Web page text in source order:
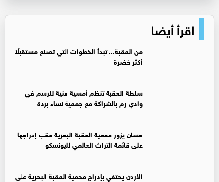
اقرأ أيضا
من العقبة... تبدأ الخطوات التي تصنع مستقبلًا
أكثر خضرة
سلطة العقبة تنظم أمسية فنية للرسم في
وادي رم بالشراكة مع جمعية نساء بردة
حسان يزور محمية العقبة البحرية عقب إدراجها
على قائمة التراث العالمي لليونسكو
الأردن يحتفي بإدراج محمية العقبة البحرية على